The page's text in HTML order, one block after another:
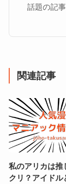
話題の記
関連記事
私のアリカは推
クリ？アイドル